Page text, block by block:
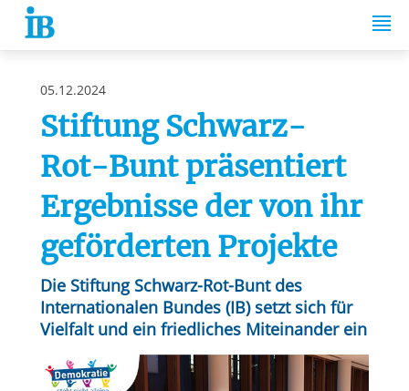
Springe zum Inhalt
05.12.2024
Stiftung Schwarz-
Rot-Bunt präsentiert
Ergebnisse der von ihr
geförderten Projekte
Die Stiftung Schwarz-Rot-Bunt des
Internationalen Bundes (IB) setzt sich für
Vielfalt und ein friedliches Miteinander ein